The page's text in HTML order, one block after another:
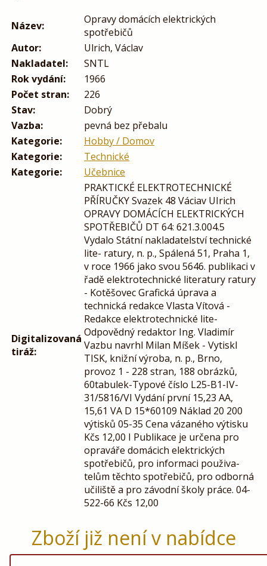
Název:
Opravy domácích elektrických
spotřebičů
Autor:
Ulrich, Václav
Nakladatel:
SNTL
Rok vydání:
1966
Počet stran:
226
Stav:
Dobrý
Vazba:
pevná bez přebalu
Kategorie:
Hobby / Domov
Kategorie:
Technické
Kategorie:
Učebnice
Digitalizovaná
tiráž:
PRAKTICKÉ ELEKTROTECHNICKÉ
PŘÍRUČKY Svazek 48 Váciav UIrich
OPRAVY DOMÁCÍCH ELEKTRICKÝCH
SPOTŘEBIČŮ DT 64: 621.3.004.5
Vydalo Státní nakladatelství technické
lite- ratury, n. p., Spálená 51, Praha 1,
v roce 1966 jako svou 5646. publikaci v
řadě elektrotechnické literatury ratury
- Kotěšovec Grafická úprava a
technická redakce Vlasta Vítová -
Redakce elektrotechnické lite-
Odpovědný redaktor Ing. Vladimír
Vazbu navrhl Milan Míšek - Vytiskl
TISK, knižní výroba, n. p., Brno,
provoz 1 - 228 stran, 188 obrázků,
60tabulek-Typové číslo L25-B1-IV-
31/5816/VI Vydání první 15,23 AA,
15,61 VA D 15*60109 Náklad 20 200
výtisků 05-35 Cena vázaného výtisku
Kčs 12,00 I Publikace je určena pro
opraváře domácich elektrických
spotřebičů, pro informaci použiva-
telům těchto spotřebičů, pro odborná
učiliště a pro závodní školy práce. 04-
522-66 Kčs 12,00
Zboží již není v nabídce